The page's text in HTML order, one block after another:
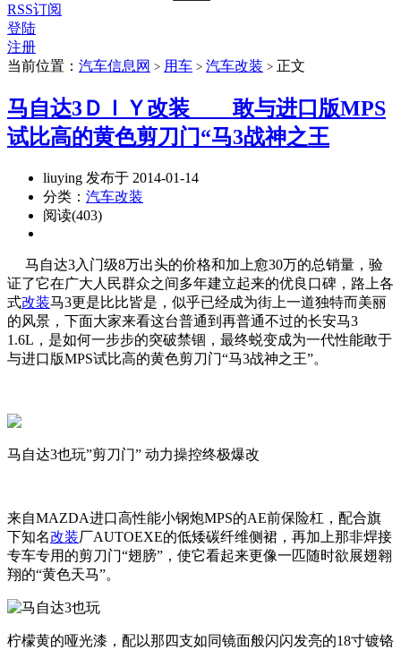
RSS订阅
登陆
注册
当前位置： 汽车信息网 > 用车 > 汽车改装 > 正文
马自达3ＤＩＹ改装 敢与进口版MPS
试比高的黄色剪刀门“马3战神之王
liuying 发布于 2014-01-14
分类： 汽车改装
阅读(403)
马自达3入门级8万出头的价格和加上愈30万的总销量，验
证了它在广大人民群众之间多年建立起来的优良口碑，路上各
式改装马3更是比比皆是，似乎已经成为街上一道独特而美丽
的风景，下面大家来看这台普通到再普通不过的长安马3
1.6L，是如何一步步的突破禁锢，最终蜕变成为一代性能敢于
与进口版MPS试比高的黄色剪刀门“马3战神之王”。
马自达3也玩”剪刀门” 动力操控终极爆改
来自MAZDA进口高性能小钢炮MPS的AE前保险杠，配合旗
下知名改装厂AUTOEXE的低矮碳纤维侧裙，再加上那非焊接
专车专用的剪刀门“翅膀”，使它看起来更像一匹随时欲展翅翱
翔的“黄色天马”。
柠檬黄的哑光漆，配以那四支如同镜面般闪闪发亮的18寸镀铬